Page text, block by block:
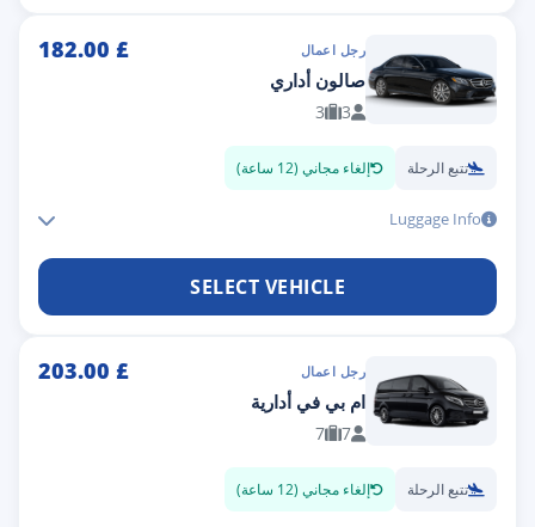
رجل اعمال £
182.00
صالون أداري
3
3
تتبع الرحلة إلغاء مجاني (12 ساعة)
Luggage Info
SELECT VEHICLE
رجل اعمال £
203.00
ام بي في أدارية
7
7
تتبع الرحلة إلغاء مجاني (12 ساعة)